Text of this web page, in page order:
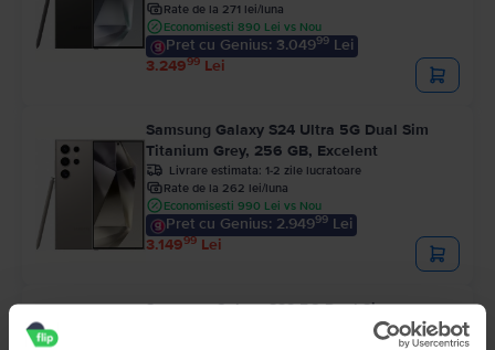
Rate de la 271 lei/luna
Economisesti 890 Lei vs Nou
Pret cu Genius: 3.04999 Lei
3.24999 Lei
Samsung Galaxy S24 Ultra 5G Dual Sim
Titanium Grey, 256 GB, Excelent
Livrare estimata: 1-2 zile lucratoare
Rate de la 262 lei/luna
Economisesti 990 Lei vs Nou
Pret cu Genius: 2.94999 Lei
3.14999 Lei
Samsung Galaxy S22 5G Dual Sim
Phantom Black, 128 GB, Foarte bun